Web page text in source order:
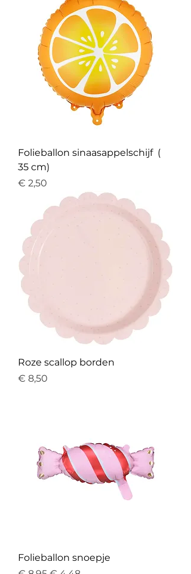
Folieballon sinaasappelschijf (
35 cm)
Prijs
€ 2,50
Roze scallop borden
Prijs
€ 8,50
Folieballon snoepje